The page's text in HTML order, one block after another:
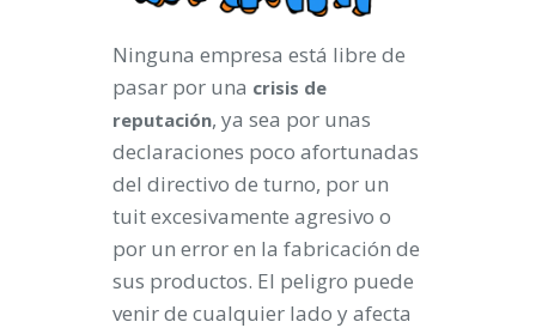
Ninguna empresa está libre de
pasar por una crisis de
reputación, ya sea por unas
declaraciones poco afortunadas
del directivo de turno, por un
tuit excesivamente agresivo o
por un error en la fabricación de
sus productos. El peligro puede
venir de cualquier lado y afecta